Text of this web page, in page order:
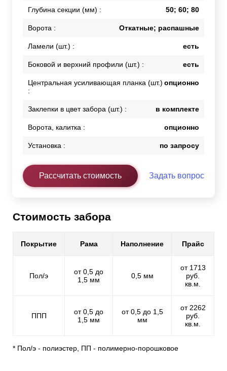
Глубина секции (мм) : 50; 60; 80
Ворота : Откатные; распашные
Ламели (шт.) : есть
Боковой и верхний профили (шт.) : есть
Центральная усиливающая планка (шт.)
:
опционно
Заклепки в цвет забора (шт.) : в комплекте
Ворота, калитка : опционно
Установка : по запросу
Рассчитать стоимость Задать вопрос
Стоимость забора
Покрытие Рама Наполнение Прайс
Пол/э
от 0,5 до
1,5 мм
0,5 мм
от 1713
руб.
кв.м.
ППП
от 0,5 до
1,5 мм
от 0,5 до 1,5
мм
от 2262
руб.
кв.м.
* Пол/э - полиэстер, ПП - полимерно-порошковое